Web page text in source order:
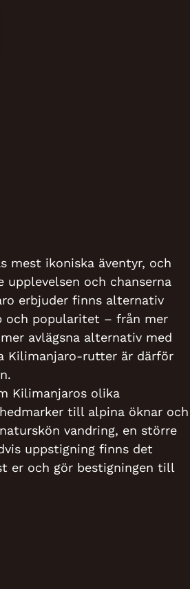
mest ikoniska äventyr, och
och chanserna
erbjuder finns alternativ
och popularitet – från mer
avlägsna alternativ med
Kilimanjaro-rutter är därför
Kilimanjaros olika
till alpina öknar och
vandring, en större
uppstigning finns det
er och gör bestigningen till